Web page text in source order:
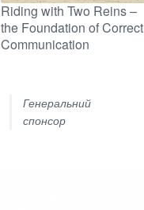
Riding with Two Reins –
the Foundation of Correct
Communication
Генеральний
спонсор